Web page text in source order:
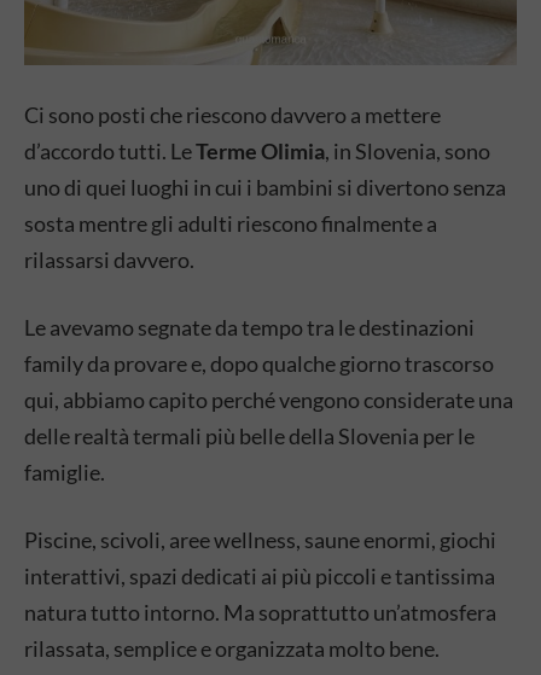
Ci sono posti che riescono davvero a mettere
d’accordo tutti. LeTerme Olimia, in Slovenia, sono
uno di quei luoghi in cui i bambini si divertono senza
sosta mentre gli adulti riescono finalmente a
rilassarsi davvero.
Le avevamo segnate da tempo tra le destinazioni
family da provare e, dopo qualche giorno trascorso
qui, abbiamo capito perché vengono considerate una
delle realtà termali più belle della Slovenia per le
famiglie.
Piscine, scivoli, aree wellness, saune enormi, giochi
interattivi, spazi dedicati ai più piccoli e tantissima
natura tutto intorno. Ma soprattutto un’atmosfera
rilassata, semplice e organizzata molto bene.